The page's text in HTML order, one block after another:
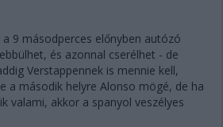
9 másodperces előnyben autózó
és azonnal cserélhet - de
Verstappennek is mennie kell,
a második helyre Alonso mögé, de ha
valami, akkor a spanyol veszélyes